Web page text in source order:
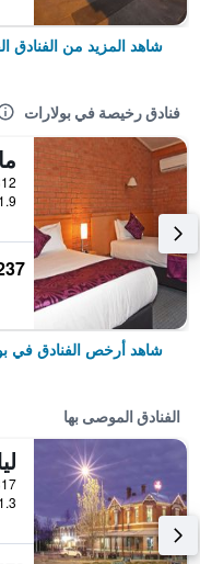
شاهد المزيد من الفنادق
فنادق رخيصة في بولارات
1.9 كيلومتر عن وسط المدينة
237
شاهد أرخص الفنادق في
الفنادق الموصى بها
1.3 كيلومتر عن وسط المدينة